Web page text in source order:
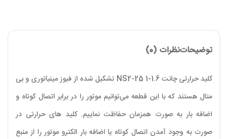
توضیحاتنظرات (0)
کلید حرارتی چانت NS2-25 1-1.6 تشکیل شده از فیوز مینیاتوری و بی
متال هستند که با این قطعه می‌توانیم موتور را در برابر اتصال کوتاه و
اضافه بار به صورت همزمان حفاظت نماییم. کلید‌ های حرارتی در
صورت به وجود آمدن اتصال کوتاه یا اضافه بار الکترو موتور را از منبع